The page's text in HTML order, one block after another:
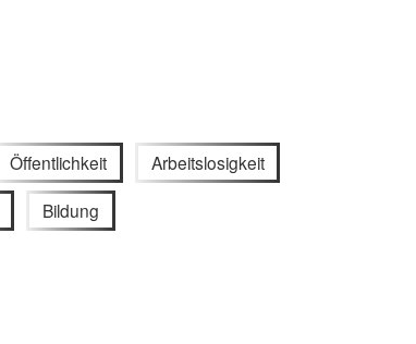
Öffentlichkeit Arbeitslosigkeit
Bildung